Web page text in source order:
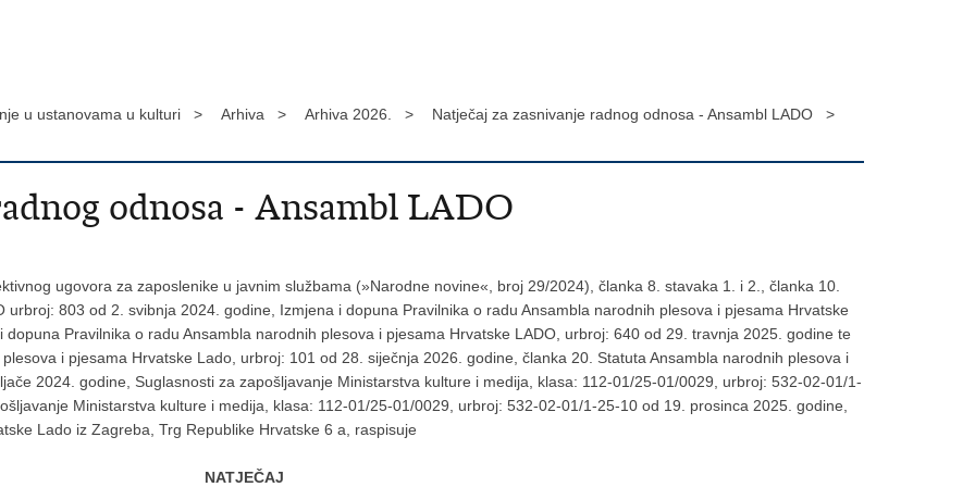
u ustanovama u kulturi > Arhiva > Arhiva 2026. > Natječaj za zasnivanje radnog odnosa - Ansambl LADO >
odnosa - Ansambl LADO
ugovora za zaposlenike u javnim službama (»Narodne novine«, broj 29/2024), članka 8. stavaka 1. i 2., članka 10.
803 od 2. svibnja 2024. godine, Izmjena i dopuna Pravilnika o radu Ansambla narodnih plesova i pjesama Hrvatske
Pravilnika o radu Ansambla narodnih plesova i pjesama Hrvatske LADO, urbroj: 640 od 29. travnja 2025. godine te
i pjesama Hrvatske Lado, urbroj: 101 od 28. siječnja 2026. godine, članka 20. Statuta Ansambla narodnih plesova i
2024. godine, Suglasnosti za zapošljavanje Ministarstva kulture i medija, klasa: 112-01/25-01/0029, urbroj: 532-02-01/1-
Ministarstva kulture i medija, klasa: 112-01/25-01/0029, urbroj: 532-02-01/1-25-10 od 19. prosinca 2025. godine,
Lado iz Zagreba, Trg Republike Hrvatske 6 a, raspisuje
NATJEČAJ